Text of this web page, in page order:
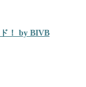
！ by BIVB